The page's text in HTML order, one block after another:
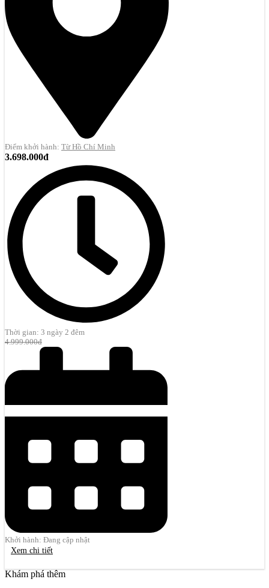
Điểm khởi hành: Từ Hồ Chí Minh
3.698.000đ
Thời gian: 3 ngày 2 đêm
4.999.000đ
Khởi hành: Đang cập nhật
Xem chi tiết
Khám phá thêm